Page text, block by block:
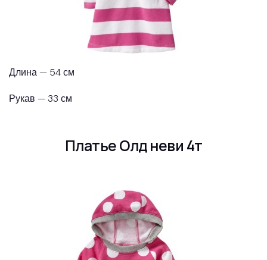
Длина — 54 см
Рукав — 33 см
Платье Олд неви 4т